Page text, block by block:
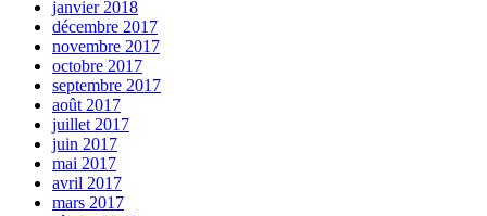
janvier 2018
décembre 2017
novembre 2017
octobre 2017
septembre 2017
août 2017
juillet 2017
juin 2017
mai 2017
avril 2017
mars 2017